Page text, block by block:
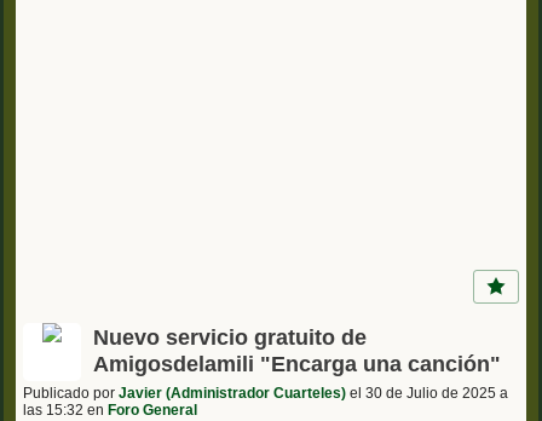
Nuevo servicio gratuito de
Amigosdelamili "Encarga una canción"
Publicado por Javier (Administrador Cuarteles) el 30 de Julio de 2025 a
las 15:32 en Foro General